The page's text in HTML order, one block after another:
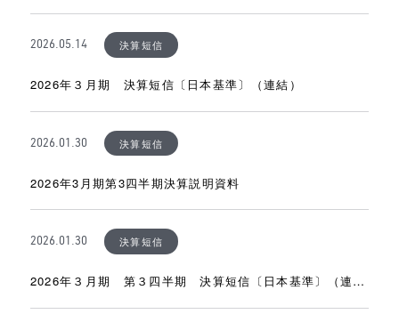
2026.05.14 決算短信
2026年３月期 決算短信〔日本基準〕（連結）
2026.01.30 決算短信
2026年3月期第3四半期決算説明資料
2026.01.30 決算短信
2026年３月期 第３四半期 決算短信〔日本基準〕（連